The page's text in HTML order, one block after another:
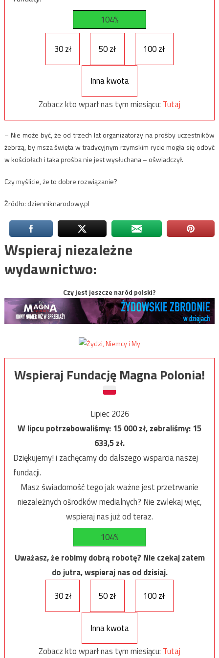
104%
30 zł 50 zł 100 zł
Inna kwota
Zobacz kto wparł nas tym miesiącu: Tutaj
– Nie może być, że od trzech lat organizatorzy na prośby uczestników
żebrzą, by msza święta w tradycyjnym rzymskim rycie mogła się odbyć
w kościołach i taka prośba nie jest wysłuchana – oświadczył.
Czy myślicie, że to dobre rozwiązanie?
Źródło: dzienniknarodowy.pl
Wspieraj niezależne
wydawnictwo:
Czy jest jeszcze naród polski?
Wspieraj Fundację Magna Polonia!
Lipiec 2026
W lipcu potrzebowaliśmy:15 000zł, zebraliśmy:15
633,5zł.
Dziękujemy! i zachęcamy do dalszego wsparcia naszej
fundacji.
Masz świadomość tego jak ważne jest przetrwanie
niezależnych ośrodków medialnych? Nie zwlekaj więc,
wspieraj nas już od teraz.
104%
Uważasz, że robimy dobrą robotę? Nie czekaj zatem
do jutra, wspieraj nas od dzisiaj.
30 zł
50 zł 100 zł
Inna kwota
Zobacz kto wparł nas tym miesiącu: Tutaj